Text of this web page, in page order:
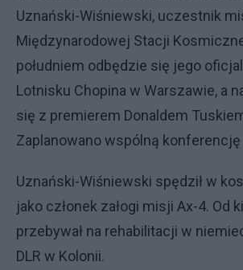
Uznański-Wiśniewski, uczestnik
Międzynarodowej Stacji
południem odbędzie się jego
Lotnisku Chopina w Warszawie, a
się z premierem Donaldem
Zaplanowano wspólną
Uznański-Wiśniewski spędził w
jako członek załogi misji Ax-4. Od
przebywał na rehabilitacji w
DLR w Kolonii.